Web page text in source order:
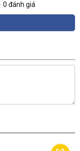
0 đánh giá